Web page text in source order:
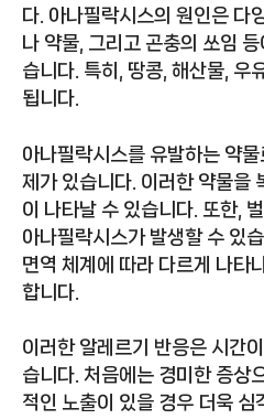
다. 아나필락시스의 원인은 다
나 약물, 그리고 곤충의 쏘임
습니다. 특히, 땅콩, 해산물, 우
됩니다.
아나필락시스를 유발하는 약
제가 있습니다. 이러한 약물을
이 나타날 수 있습니다. 또한,
아나필락시스가 발생할 수 있
면역 체계에 따라 다르게 나타
합니다.
이러한 알레르기 반응은 시간
습니다. 처음에는 경미한 증상
적인 노출이 있을 경우 더욱 심